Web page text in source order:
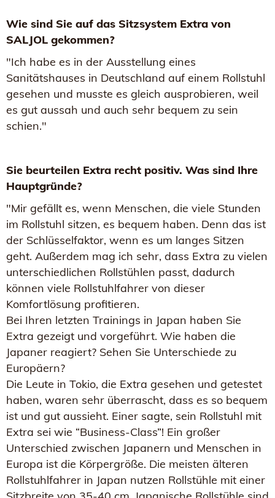
Wie sind Sie auf das Sitzsystem Extra von
SALJOL gekommen?
"Ich habe es in der Ausstellung eines
Sanitätshauses in Deutschland auf einem Rollstuhl
gesehen und musste es gleich ausprobieren, weil
es gut aussah und auch sehr bequem zu sein
schien."
Sie beurteilen Extra recht positiv. Was sind Ihre
Hauptgründe?
"Mir gefällt es, wenn Menschen, die viele Stunden
im Rollstuhl sitzen, es bequem haben. Denn das ist
der Schlüsselfaktor, wenn es um langes Sitzen
geht. Außerdem mag ich sehr, dass Extra zu vielen
unterschiedlichen Rollstühlen passt, dadurch
können viele Rollstuhlfahrer von dieser
Komfortlösung profitieren.
Bei Ihren letzten Trainings in Japan haben Sie
Extra gezeigt und vorgeführt. Wie haben die
Japaner reagiert? Sehen Sie Unterschiede zu
Europäern?
Die Leute in Tokio, die Extra gesehen und getestet
haben, waren sehr überrascht, dass es so bequem
ist und gut aussieht. Einer sagte, sein Rollstuhl mit
Extra sei wie “Business-Class”! Ein großer
Unterschied zwischen Japanern und Menschen in
Europa ist die Körpergröße. Die meisten älteren
Rollstuhlfahrer in Japan nutzen Rollstühle mit einer